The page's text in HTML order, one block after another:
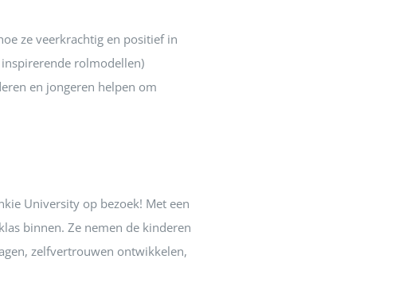
ze veerkrachtig en positief in
inspirerende rolmodellen)
en jongeren helpen om
University op bezoek! Met een
binnen. Ze nemen de kinderen
zelfvertrouwen ontwikkelen,